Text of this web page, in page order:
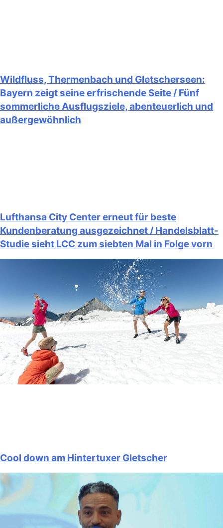
Wildfluss, Thermenbach und Gletscherseen:
Bayern zeigt seine erfrischende Seite / Fünf
sommerliche Ausflugsziele, abenteuerlich und
außergewöhnlich
Lufthansa City Center erneut für beste
Kundenberatung ausgezeichnet / Handelsblatt-
Studie sieht LCC zum siebten Mal in Folge vorn
Cool down am Hintertuxer Gletscher